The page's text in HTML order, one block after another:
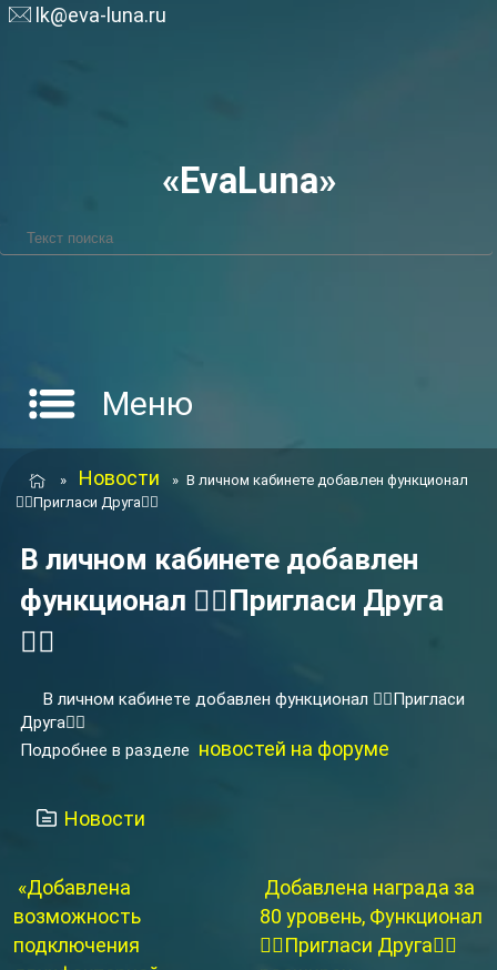
lk@eva-luna.ru
«EvaLuna»
Меню
» Новости » В личном кабинете добавлен функционал
👉🏻Пригласи Друга👈🏻
В личном кабинете добавлен
функционал 👉🏻Пригласи Друга
👈🏻
В личном кабинете добавлен функционал 👉🏻Пригласи
Друга👈🏻
Подробнее в разделе новостей на форуме
Новости
«Добавлена
возможность
подключения
Добавлена награда за
80 уровень, Функционал
👉🏻Пригласи Друга👈🏻